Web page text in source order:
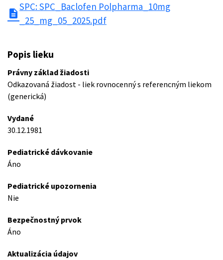
description
SPC: SPC_Baclofen Polpharma_10mg
_25_mg_05_2025.pdf
Popis lieku
Právny základ žiadosti
Odkazovaná žiadost - liek rovnocenný s referencným liekom
(generická)
Vydané
30.12.1981
Pediatrické dávkovanie
Áno
Pediatrické upozornenia
Nie
Bezpečnostný prvok
Áno
Aktualizácia údajov